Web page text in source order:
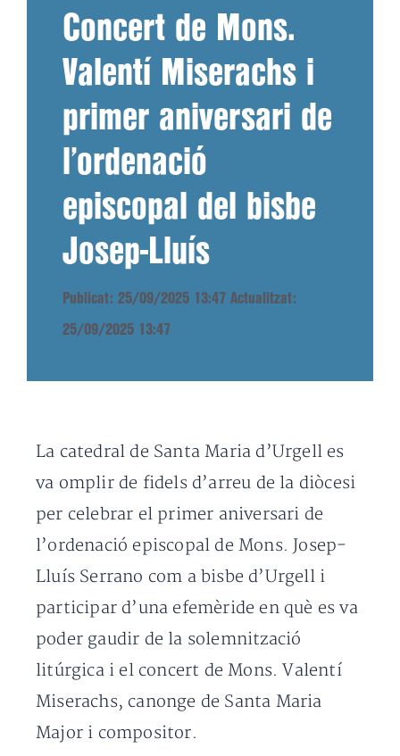
Concert de Mons.
Valentí Miserachs i
primer aniversari de
l’ordenació
episcopal del bisbe
Josep-Lluís
Publicat: 25/09/2025 13:47 Actualitzat:
25/09/2025 13:47
La catedral de Santa Maria d’Urgell es
va omplir de fidels d’arreu de la diòcesi
per celebrar el primer aniversari de
l’ordenació episcopal de Mons. Josep-
Lluís Serrano com a bisbe d’Urgell i
participar d’una efemèride en què es va
poder gaudir de la solemnització
litúrgica i el concert de Mons. Valentí
Miserachs, canonge de Santa Maria
Major i compositor.